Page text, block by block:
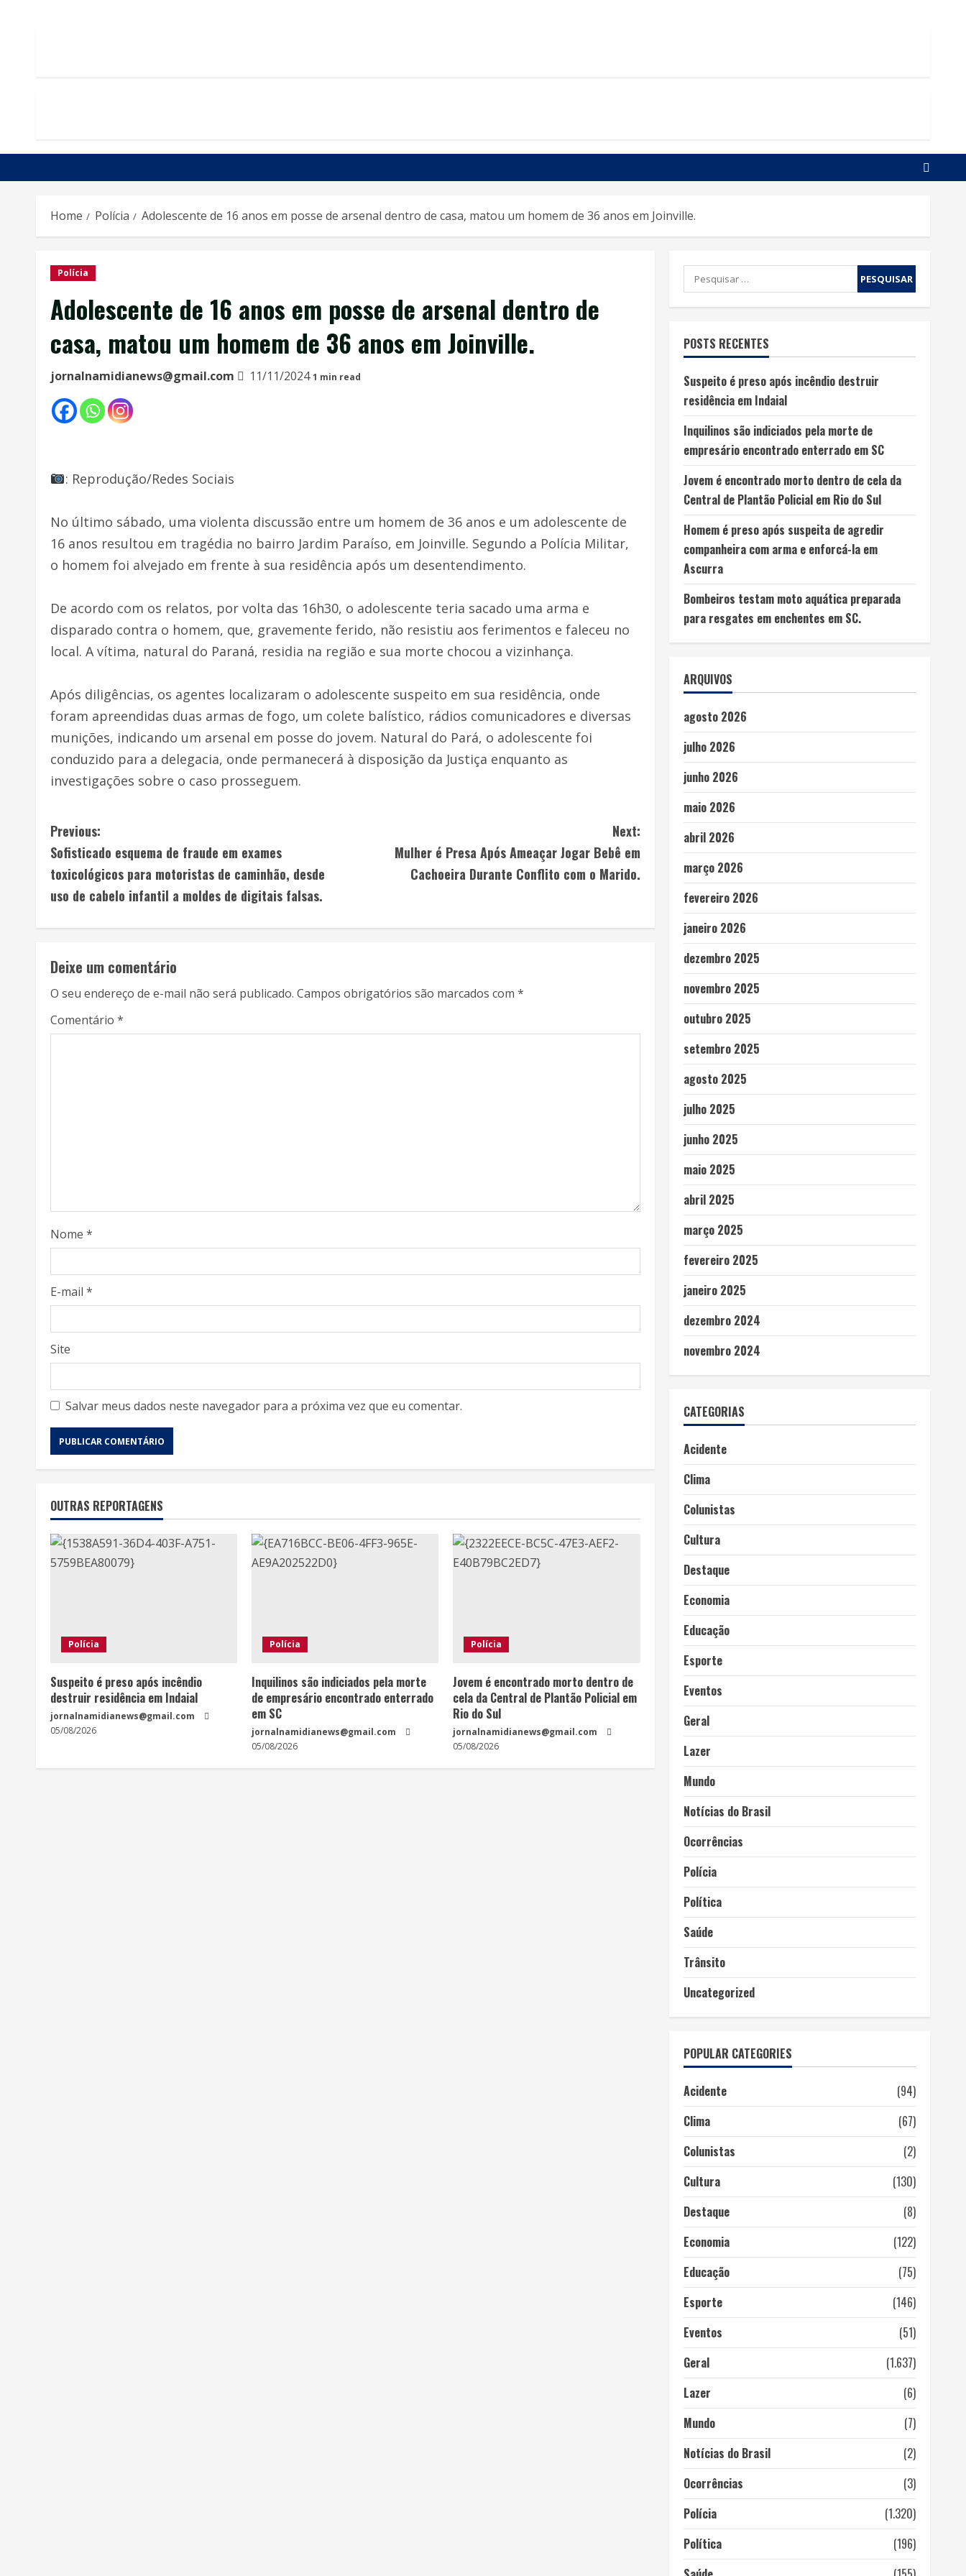
Home Polícia Adolescente de 16 anos em posse de arsenal dentro de casa, matou um homem de 36 anos em Joinville.
Polícia
Adolescente de 16 anos em posse de arsenal dentro de
casa, matou um homem de 36 anos em Joinville.
jornalnamidianews@gmail.com 11/11/20241 min read
: Reprodução/Redes Sociais
No último sábado, uma violenta discussão entre um homem de 36 anos e um adolescente de
16 anos resultou em tragédia no bairro Jardim Paraíso, em Joinville. Segundo a Polícia Militar,
o homem foi alvejado em frente à sua residência após um desentendimento.
De acordo com os relatos, por volta das 16h30, o adolescente teria sacado uma arma e
disparado contra o homem, que, gravemente ferido, não resistiu aos ferimentos e faleceu no
local. A vítima, natural do Paraná, residia na região e sua morte chocou a vizinhança.
Após diligências, os agentes localizaram o adolescente suspeito em sua residência, onde
foram apreendidas duas armas de fogo, um colete balístico, rádios comunicadores e diversas
munições, indicando um arsenal em posse do jovem. Natural do Pará, o adolescente foi
conduzido para a delegacia, onde permanecerá à disposição da Justiça enquanto as
investigações sobre o caso prosseguem.
Previous:
Sofisticado esquema de fraude em exames
toxicológicos para motoristas de caminhão, desde
uso de cabelo infantil a moldes de digitais falsas.
Next:
Mulher é Presa Após Ameaçar Jogar Bebê em
Cachoeira Durante Conflito com o Marido.
Deixe um comentário
O seu endereço de e-mail não será publicado. Campos obrigatórios são marcados com *
Comentário *
Nome *
E-mail *
Site
Salvar meus dados neste navegador para a próxima vez que eu comentar.
OUTRAS REPORTAGENS
Polícia
Suspeito é preso após incêndio
destruir residência em Indaial
jornalnamidianews@gmail.com
05/08/2026
Polícia
Inquilinos são indiciados pela morte
de empresário encontrado enterrado
em SC
jornalnamidianews@gmail.com
05/08/2026
Polícia
Jovem é encontrado morto dentro de
cela da Central de Plantão Policial em
Rio do Sul
jornalnamidianews@gmail.com
05/08/2026
POSTS RECENTES
Suspeito é preso após incêndio destruir
residência em Indaial
Inquilinos são indiciados pela morte de
empresário encontrado enterrado em SC
Jovem é encontrado morto dentro de cela da
Central de Plantão Policial em Rio do Sul
Homem é preso após suspeita de agredir
companheira com arma e enforcá-la em
Ascurra
Bombeiros testam moto aquática preparada
para resgates em enchentes em SC.
ARQUIVOS
agosto 2026
julho 2026
junho 2026
maio 2026
abril 2026
março 2026
fevereiro 2026
janeiro 2026
dezembro 2025
novembro 2025
outubro 2025
setembro 2025
agosto 2025
julho 2025
junho 2025
maio 2025
abril 2025
março 2025
fevereiro 2025
janeiro 2025
dezembro 2024
novembro 2024
CATEGORIAS
Acidente
Clima
Colunistas
Cultura
Destaque
Economia
Educação
Esporte
Eventos
Geral
Lazer
Mundo
Notícias do Brasil
Ocorrências
Polícia
Política
Saúde
Trânsito
Uncategorized
POPULAR CATEGORIES
Acidente
(94)
Clima
(67)
Colunistas
(2)
Cultura
(130)
Destaque
(8)
Economia
(122)
Educação
(75)
Esporte
(146)
Eventos
(51)
Geral
(1.637)
Lazer
(6)
Mundo
(7)
Notícias do Brasil
(2)
Ocorrências
(3)
Polícia
(1.320)
Política
(196)